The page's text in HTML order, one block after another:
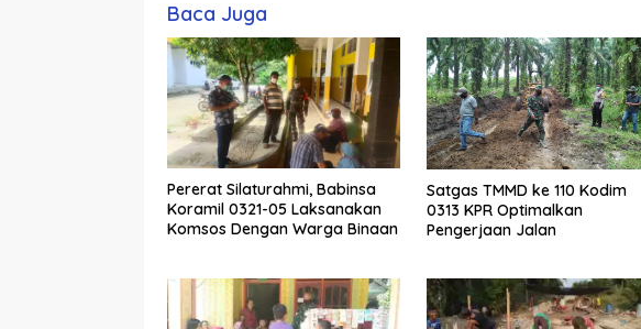
Baca Juga
Pererat Silaturahmi, Babinsa
Koramil 0321-05 Laksanakan
Komsos Dengan Warga Binaan
Satgas TMMD ke 110 Kodim
0313 KPR Optimalkan
Pengerjaan Jalan